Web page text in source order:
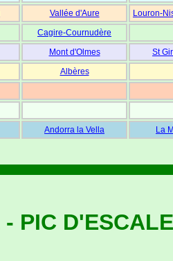
Vallée d'Aure
Louron-
Cagire-Cournudère
Mont d'Olmes
St
Albères
Andorra la Vella La
PIC